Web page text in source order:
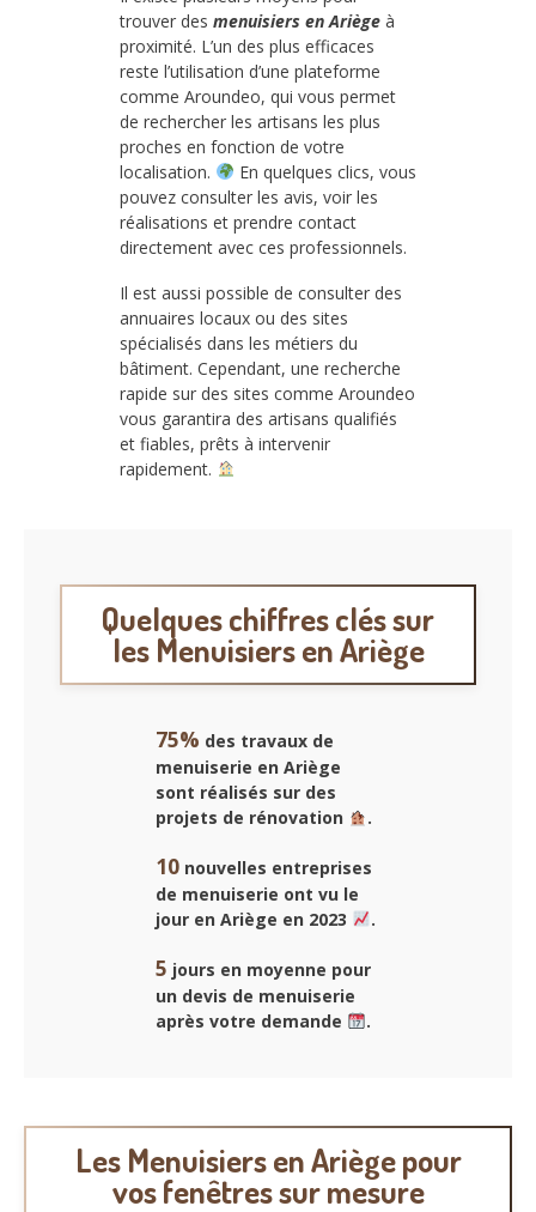
trouver des menuisiers en Ariège à
proximité. L’un des plus efficaces
reste l’utilisation d’une plateforme
comme Aroundeo, qui vous permet
de rechercher les artisans les plus
proches en fonction de votre
localisation.
En quelques clics, vous
pouvez consulter les avis, voir les
réalisations et prendre contact
directement avec ces professionnels.
Il est aussi possible de consulter des
annuaires locaux ou des sites
spécialisés dans les métiers du
bâtiment. Cependant, une recherche
rapide sur des sites comme Aroundeo
vous garantira des artisans qualifiés
et fiables, prêts à intervenir
rapidement.
Quelques chiffres clés sur
les Menuisiers en Ariège
75% des travaux de
menuiserie en Ariège
sont réalisés sur des
projets de rénovation
.
10 nouvelles entreprises
de menuiserie ont vu le
jour en Ariège en 2023
.
5 jours en moyenne pour
un devis de menuiserie
après votre demande
.
Les Menuisiers en Ariège pour
vos fenêtres sur mesure